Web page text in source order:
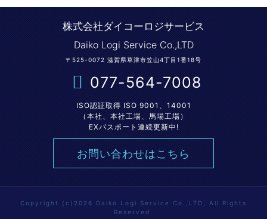
株式会社ダイコーロジサービス
Daiko Logi Service Co.,LTD
〒525-0072 滋賀県草津市笠山4丁目1番18号
077-564-7008
ISO認証取得 ISO 9001、14001
（本社、本社工場、馬場工場）
EXパスポート連続更新中!
お問い合わせはこちら
Copyright (c)2026 Daiko Logi Service Co.,LTD, All Rights
Reserved.